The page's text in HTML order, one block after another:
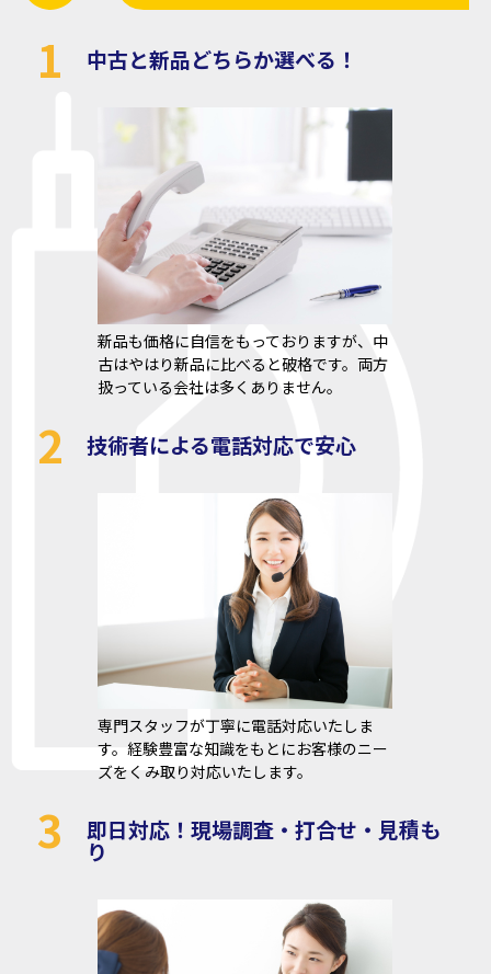
1 中古と新品どちらか選べる！
新品も価格に自信をもっておりますが、中
古はやはり新品に比べると破格です。両方
扱っている会社は多くありません。
2 技術者による電話対応で安心
専門スタッフが丁寧に電話対応いたしま
す。経験豊富な知識をもとにお客様のニー
ズをくみ取り対応いたします。
3 即日対応！現場調査・打合せ・見積も
り